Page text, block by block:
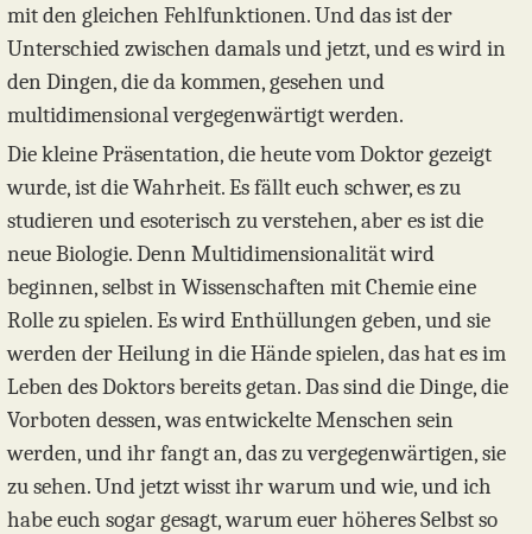
mit den gleichen Fehlfunktionen. Und das ist der
Unterschied zwischen damals und jetzt, und es wird in
den Dingen, die da kommen, gesehen und
multidimensional vergegenwärtigt werden.
Die kleine Präsentation, die heute vom Doktor gezeigt
wurde, ist die Wahrheit. Es fällt euch schwer, es zu
studieren und esoterisch zu verstehen, aber es ist die
neue Biologie. Denn Multidimensionalität wird
beginnen, selbst in Wissenschaften mit Chemie eine
Rolle zu spielen. Es wird Enthüllungen geben, und sie
werden der Heilung in die Hände spielen, das hat es im
Leben des Doktors bereits getan. Das sind die Dinge, die
Vorboten dessen, was entwickelte Menschen sein
werden, und ihr fangt an, das zu vergegenwärtigen, sie
zu sehen. Und jetzt wisst ihr warum und wie, und ich
habe euch sogar gesagt, warum euer höheres Selbst so